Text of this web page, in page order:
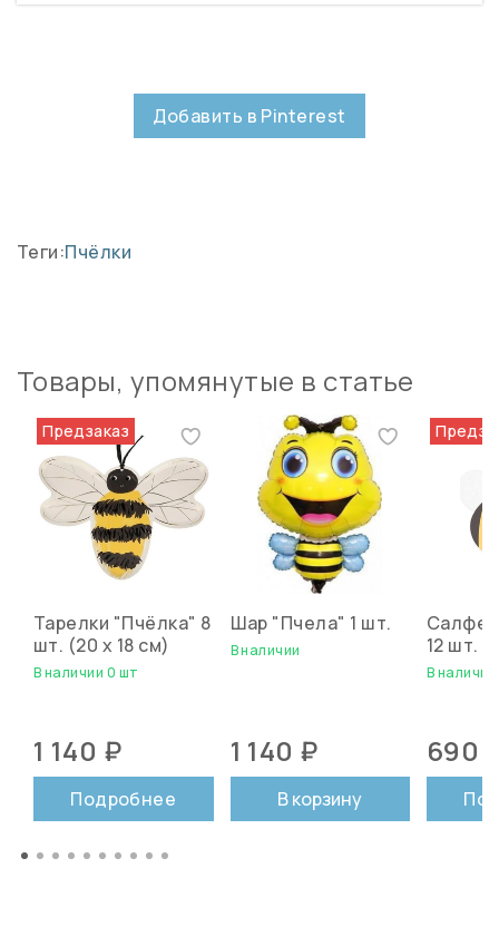
Добавить в Pinterest
Теги:Пчёлки
Товары, упомянутые в статье
Предзаказ
Тарелки "Пчёлка" 8
шт. (20 х 18 см)
В наличии 0 шт
1 140 ₽
Подробнее
Шар "Пчела" 1 шт.
В наличии
1 140 ₽
В корзину
12 шт.
В
690